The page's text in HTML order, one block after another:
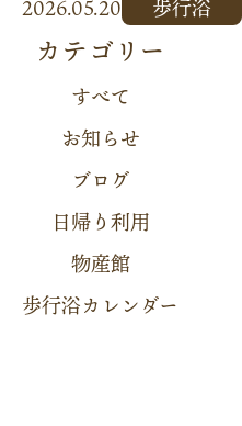
2026.05.20
歩行浴
カテゴリー
すべて
お知らせ
ブログ
日帰り利用
物産館
歩行浴カレンダー